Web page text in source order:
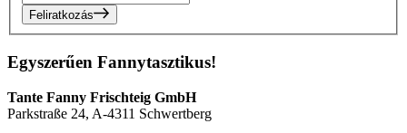
Feliratkozás
Egyszerűen Fannytasztikus!
Tante Fanny Frischteig GmbH
Parkstraße 24, A-4311 Schwertberg